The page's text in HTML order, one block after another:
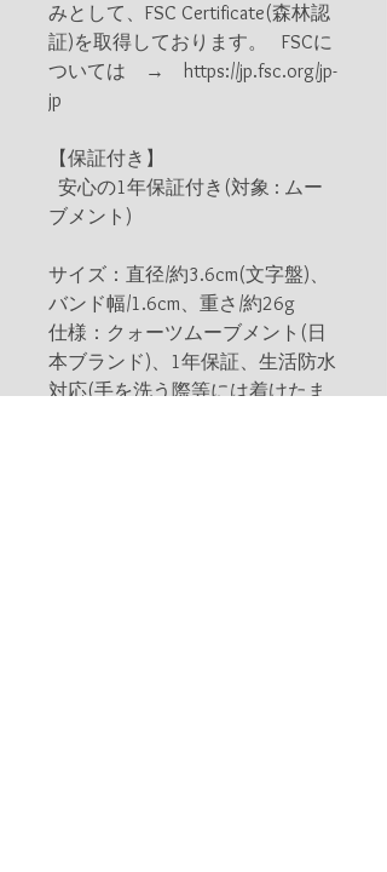
みとして、FSC Certificate(森林認
証)を取得しております。 FSCに
ついては → https://jp.fsc.org/jp-
jp
【保証付き】
安心の1年保証付き(対象 : ムー
ブメント)
サイズ：直径/約3.6cm(文字盤)、
バンド幅/1.6cm、重さ/約26g
仕様：クォーツムーブメント(日
本ブランド)、1年保証、生活防水
対応(手を洗う際等には着けたま